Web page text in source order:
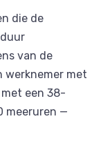
die de
van de
werknemer met
een 38-
meeruren —